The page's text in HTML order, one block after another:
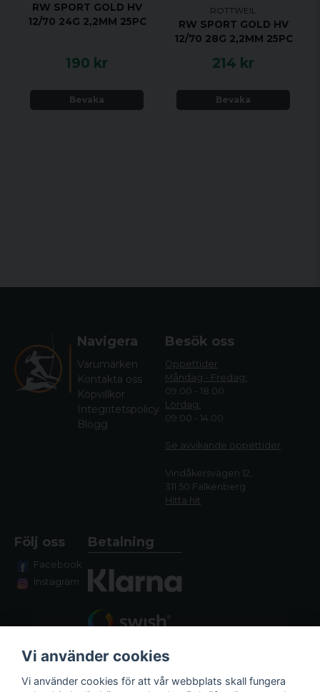
RW SPORT GOLD HV
12/70 24G 2,2MM 25PC
190 kr
Bevaka
ROTTWEIL
RW SPORT GOLD HV
12/70 28G 2,2MM 25PC
214 kr
Bevaka
Navigera
Varumärken
Kontakta oss
Köpvillkor
Integritetspolicy
Blogg
Besök oss
Öppettider
Måndag - Fredag:
09.00 - 18.00
Lördag:
09.00 - 14.00
Se avvikande öppettider
Vindåkersvägen 12,
311 50 Falkenberg
Hitta hit
Följ oss
Facebook
Instagram
Betalning
Vi använder cookies
Vi använder cookies för att vår webbplats skall fungera